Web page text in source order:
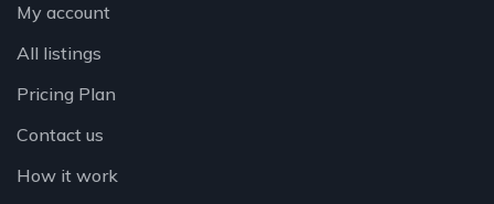
My account
All listings
Pricing Plan
Contact us
How it work